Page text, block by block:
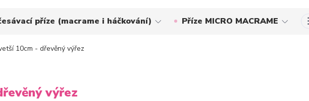
příze (macrame i háčkování) Příze MICRO MACRAME
10cm - dřevěný výřez
výřez